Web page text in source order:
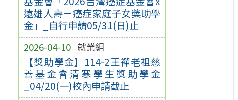
遠雄人壽－癌症家庭子女獎助學
金」_自行申請05/31(日)止
2026-04-10 就業組
【獎助學金】114-2王禪老祖慈
善基金會清寒學生獎助學金
_04/20(一)校內申請截止